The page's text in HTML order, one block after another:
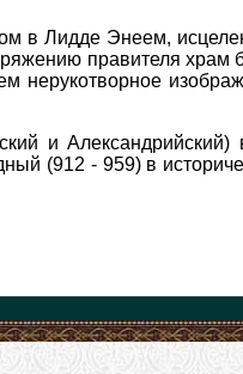
в Лидде Энеем,
правителя храм
нерукотворное
и Александрийский)
(912 - 959) в